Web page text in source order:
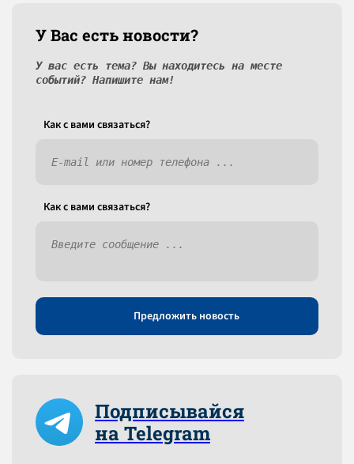
У Вас есть новости?
У вас есть тема? Вы находитесь на месте
событий? Напишите нам!
Как c вами связаться?
Как c вами связаться?
Предложить новость
Подписывайся
на Telegram